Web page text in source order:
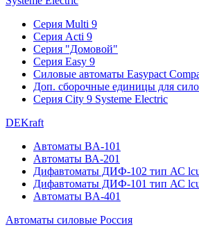
Серия Multi 9
Серия Acti 9
Серия "Домовой"
Серия Easy 9
Силовые автоматы Easypact
Доп. сборочные единицы для
Серия City 9 Systeme Electric
DEKraft
Автоматы BA-101
Автоматы ВА-201
Дифавтоматы ДИФ-102 тип АС
Дифавтоматы ДИФ-101 тип АС
Автоматы BA-401
Автоматы силовые Россия